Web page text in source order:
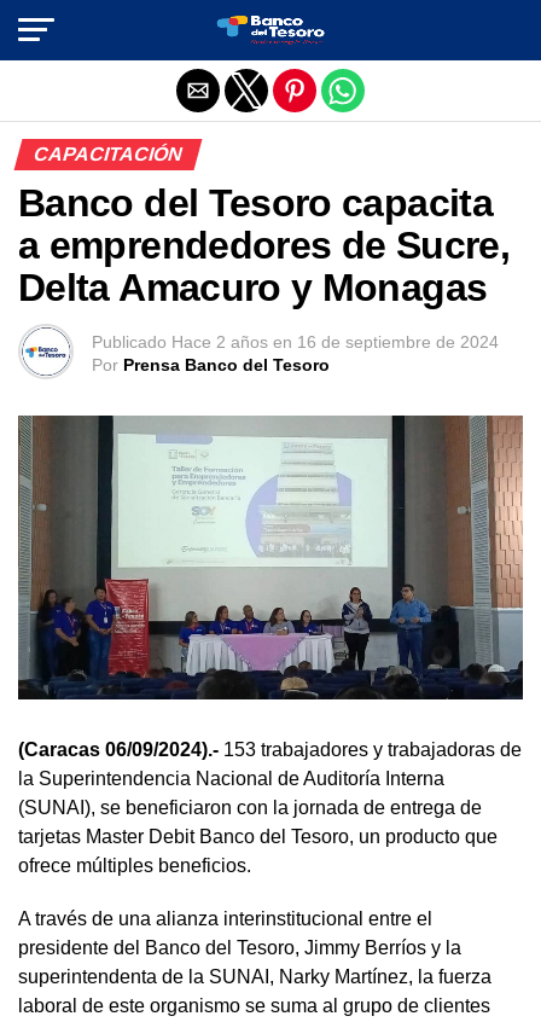
CAPACITACIÓN
Banco del Tesoro capacita
a emprendedores de Sucre,
Delta Amacuro y Monagas
Publicado Hace 2 años en 16 de septiembre de 2024
Por Prensa Banco del Tesoro
(Caracas 06/09/2024).- 153 trabajadores y trabajadoras de
la Superintendencia Nacional de Auditoría Interna
(SUNAI), se beneficiaron con la jornada de entrega de
tarjetas Master Debit Banco del Tesoro, un producto que
ofrece múltiples beneficios.
A través de una alianza interinstitucional entre el
presidente del Banco del Tesoro, Jimmy Berríos y la
superintendenta de la SUNAI, Narky Martínez, la fuerza
laboral de este organismo se suma al grupo de clientes
Salir de la versión móvil